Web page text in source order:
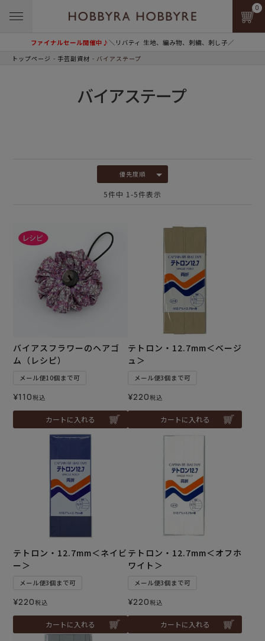
ファイナルセール開催中♪＼リバティ 生地、編み物、刺繍、刺し子／
0
トップページ 手芸副資材 バイアステープ
バイアステープ
優先度順
5件中 1 -5件表示
バイアスフラワーのヘアゴ
ム（レシピ）
メール便10個まで可
¥110税込
カートに入れる
テトロン・12.7mm＜ベージ
ュ＞
メール便3個まで可
¥220税込
カートに入れる
テトロン・12.7mm＜ネイビ
ー＞
メール便3個まで可
¥220税込
カートに入れる
テトロン・12.7mm＜オフホ
ワイト＞
メール便3個まで可
¥220税込
カートに入れる